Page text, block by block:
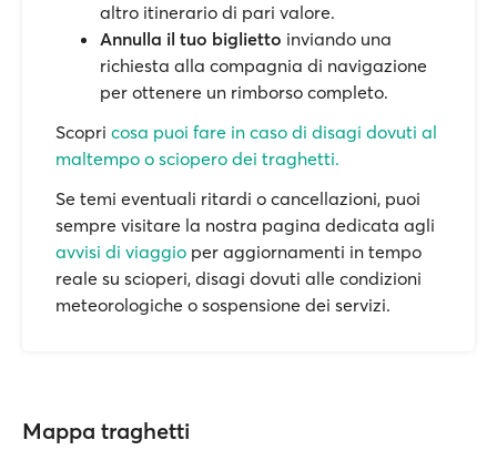
altro itinerario di pari valore.
Annulla il tuo biglietto inviando una
richiesta alla compagnia di navigazione
per ottenere un rimborso completo.
Scopri cosa puoi fare in caso di disagi dovuti al
maltempo o sciopero dei traghetti.
Se temi eventuali ritardi o cancellazioni, puoi
sempre visitare la nostra pagina dedicata agli
avvisi di viaggio per aggiornamenti in tempo
reale su scioperi, disagi dovuti alle condizioni
meteorologiche o sospensione dei servizi.
Mappa traghetti